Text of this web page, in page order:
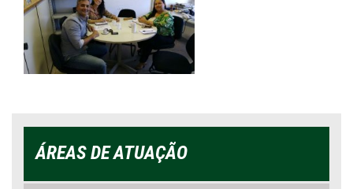
ÁREAS DE ATUAÇÃO